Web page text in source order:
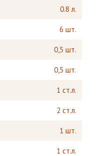
0.8 л.
6 шт.
0,5 шт.
0,5 шт.
1 ст.л.
2 ст.л.
1 шт.
1 ст.л.